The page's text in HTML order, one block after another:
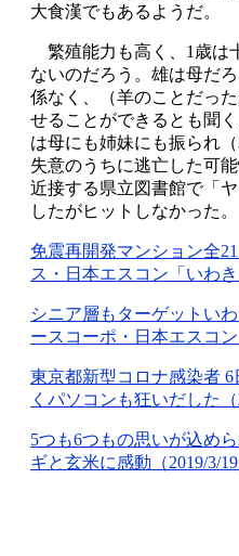
大食漢でもあるようだ。
繁殖能力も高く、1歳は
ないのだろう。雄は母だ
係なく、（羊のことだっ
せることができるとも聞
は母にも姉妹にも振られ
失意のうちに逃亡した可
近接する県立図書館で「
したがヒットしなかった。
免震再開発マンション全
ス・日本エスコン「いわき
シニア層もターゲットい
ースコーポ・日本エスコン
東京都新型コロナ感染者
くパソコンも狂いだした（
5つも6つもの思いが込め
ギと玄米に感動（2019/3/19